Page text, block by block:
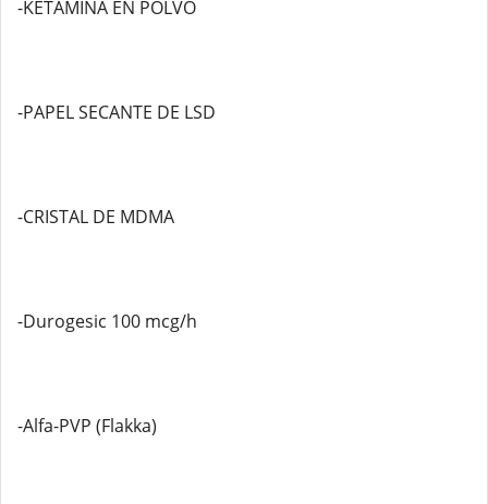
-KETAMINA EN POLVO
-PAPEL SECANTE DE LSD
-CRISTAL DE MDMA
-Durogesic 100 mcg/h
-Alfa-PVP (Flakka)